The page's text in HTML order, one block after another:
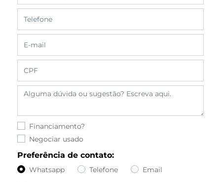
Financiamento?
Negociar usado
Preferência de contato:
Whatsapp Telefone Email